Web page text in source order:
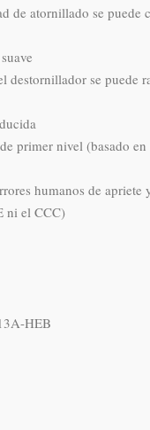
de atornillado se puede
destornillador se puede
primer nivel (basado en
humanos de apriete
ni el CCC)
HEB